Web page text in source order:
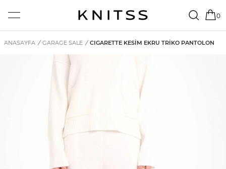
0
ANASAYFA / GARAGE SALE / CIGARETTE KESİM EKRU TRİKO PANTOLON